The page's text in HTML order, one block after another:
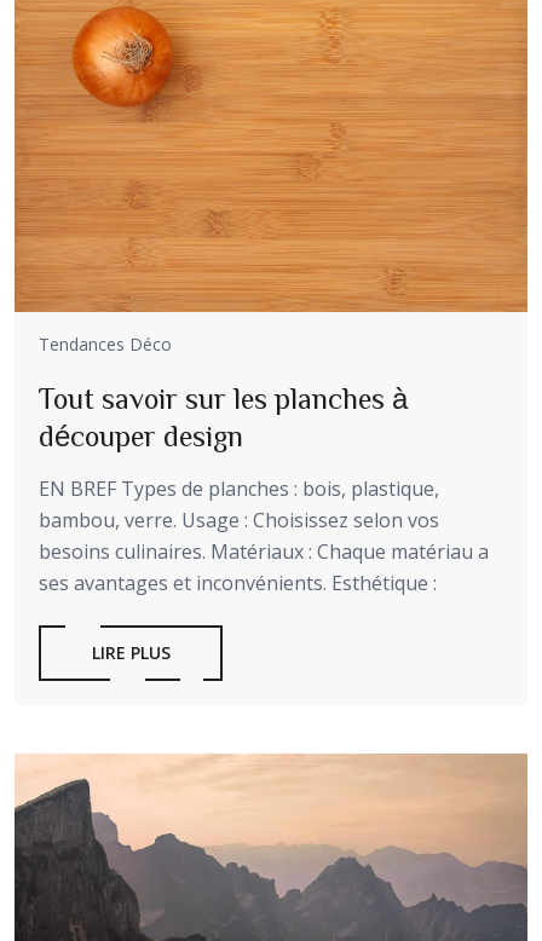
Tendances Déco
Tout savoir sur les planches à
découper design
EN BREF Types de planches : bois, plastique,
bambou, verre. Usage : Choisissez selon vos
besoins culinaires. Matériaux : Chaque matériau a
ses avantages et inconvénients. Esthétique :
LIRE PLUS